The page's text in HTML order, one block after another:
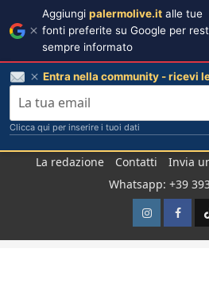
La redazione Contatti
Invia
Whatsapp: +39
Instagram
Aggiungi palermolive.it alle tue
fonti preferite su Google per
sempre informato
Entra nella community - ricevi
Clicca qui per inserire i tuoi dati